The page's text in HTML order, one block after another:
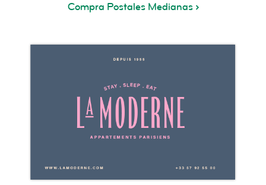
Compra Postales Medianas